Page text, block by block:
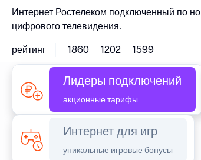
Интернет Ростелеком подключенный по
цифрового телевидения.
рейтинг 1860 1202 1599
Лидеры подключений
акционные тарифы
Интернет для игр
уникальные игровые бонусы